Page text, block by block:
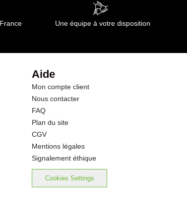
Une équipe à votre disposition
Aide
Mon compte client
Nous contacter
FAQ
Plan du site
CGV
Mentions légales
Signalement éthique
Cookies Settings